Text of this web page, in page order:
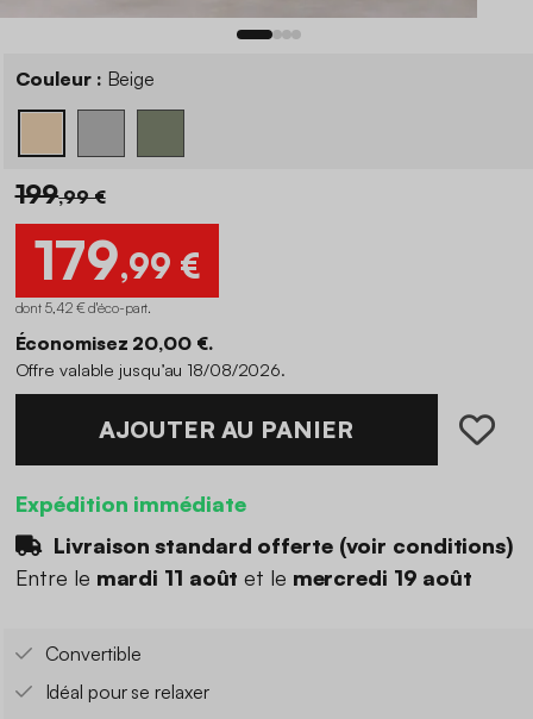
Couleur : Beige
199,99 €
179,99 €
dont 5,42 € d'éco-part.
Économisez 20,00 €.
Offre valable jusqu’au 18/08/2026.
AJOUTER AU PANIER
Expédition immédiate
Livraison standard offerte (voir conditions)
Entre le mardi 11 août et le mercredi 19 août
Convertible
Idéal pour se relaxer